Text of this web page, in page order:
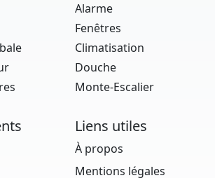
Alarme
Fenêtres
Climatisation
Douche
Monte-Escalier
Liens utiles
À propos
Mentions légales